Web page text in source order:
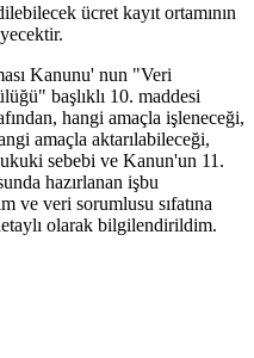
ücret kayıt ortamının
Kanunu' nun "Veri
başlıklı 10. maddesi
hangi amaçla işleneceği,
amaçla aktarılabileceği,
sebebi ve Kanun'un 11.
hazırlanan işbu
ve veri sorumlusu sıfatına
olarak bilgilendirildim.